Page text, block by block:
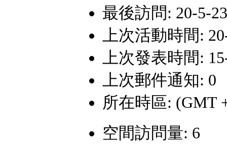
最後訪問: 20-5-
上次活動時間:
上次發表時間:
上次郵件通知: 0
所在時區: (GMT
空間訪問量: 6